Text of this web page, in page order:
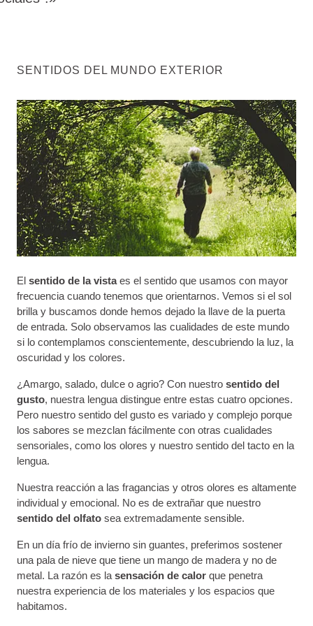
SENTIDOS DEL MUNDO EXTERIOR
El sentido de la vistaes el sentido que usamos con mayor
frecuencia cuando tenemos que orientarnos. Vemos si el sol
brilla y buscamos donde hemos dejado la llave de la puerta
de entrada. Solo observamos las cualidades de este mundo
si lo contemplamos conscientemente, descubriendo la luz, la
oscuridad y los colores.
¿Amargo, salado, dulce o agrio? Con nuestro sentido del
gusto, nuestra lengua distingue entre estas cuatro opciones.
Pero nuestro sentido del gusto es variado y complejo porque
los sabores se mezclan fácilmente con otras cualidades
sensoriales, como los olores y nuestro sentido del tacto en la
lengua.
Nuestra reacción a las fragancias y otros olores es altamente
individual y emocional. No es de extrañar que nuestro
sentido del olfato sea extremadamente sensible.
En un día frío de invierno sin guantes, preferimos sostener
una pala de nieve que tiene un mango de madera y no de
metal. La razón es la sensación de calor que penetra
nuestra experiencia de los materiales y los espacios que
habitamos.